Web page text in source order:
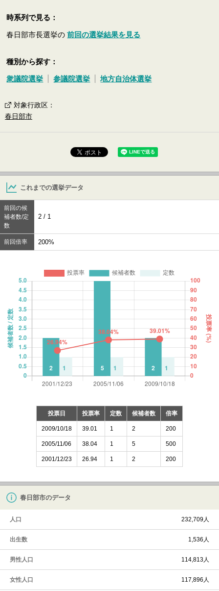
時系列で見る：
春日部市長選挙の前回の選挙結果を見る
種別から探す：
衆議院選挙 参議院選挙 地方自治体選挙
対象行政区 ：
春日部市
これまでの選挙データ
前回の候
補者数/定
数
2 / 1
前回倍率 200%
投票日 投票率 定数 候補者数 倍率
2009/10/18 39.01 1 2 200
2005/11/06 38.04 1 5 500
2001/12/23 26.94 1 2 200
春日部市のデータ
人口 232,709人
出生数 1,536人
男性人口 114,813人
女性人口 117,896人